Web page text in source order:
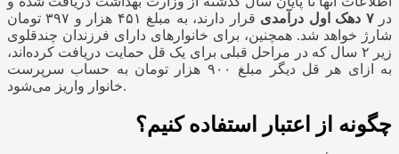
در۷ دهک اول درآمدی
قرار دارند، به مبلغ ۴۵۱ هزار و ۳۹۷ تومان
شارژ خواهد شد. همچنین، برای خانوارهای دارای فرزندان چندقلوی
زیر ۲ سال که در مراحل قبلی برای یک قل حمایت دریافت کرده‌اند،
به ازای هر قل دیگر مبلغ ۹۰۰ هزار تومان به حساب سرپرست
خانوار واریز می‌شود.
چگونه از اعتبار استفاده کنیم؟